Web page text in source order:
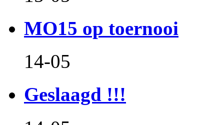
MO15 op toernooi
14-05
Geslaagd !!!